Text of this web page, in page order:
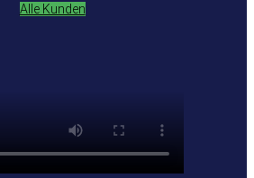
Alle Kunden